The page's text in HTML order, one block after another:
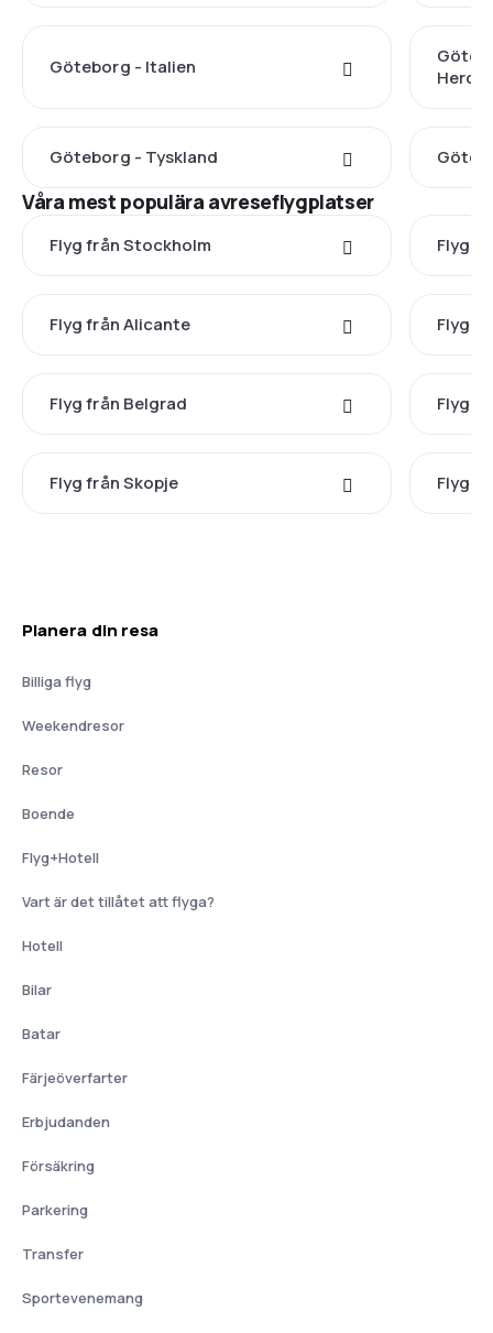
Göteborg - Italien
Göteborg - Tyskland
Våra mest populära avreseflygplatser
Flyg från Stockholm Flyg
Flyg från Alicante Flyg
Flyg från Belgrad Flyg
Flyg från Skopje Flyg
Planera din resa
Billiga flyg
Weekendresor
Resor
Boende
Flyg+Hotell
Vart är det tillåtet att flyga?
Hotell
Bilar
Batar
Färjeöverfarter
Erbjudanden
Försäkring
Parkering
Transfer
Sportevenemang